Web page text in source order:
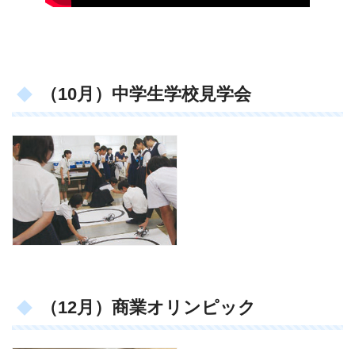
（10月）中学生学校見学会
（12月）商業オリンピック